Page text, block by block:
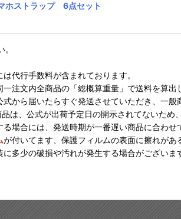
ホストラップ 6点セット
代行手数料が含まれております。
注文内全商品の「総概算重量」で送料を算
から届いたらすぐ発送させていただき、一
は、公式が出荷予定日の開示されてないため
場合には、発送時期が一番遅い商品に合わせ
が付いてます、保護フィルムの表面に擦れがあ
多少の破損や汚れが発生する場合がございま